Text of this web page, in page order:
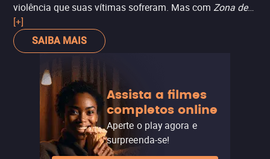
violência que suas vítimas sofreram. Mas com Zona de
Interesse
aborda o outro lado da moeda: os mecanismos de
cumplicidade que permitiram que tais atrocidades
Christian Friedel) e sua família, instalados
confortavelmente em uma casa de campo, um paraíso
privado separado do campo de concentração de
Auschwitz apenas por uma cerca de concreto. Sem expor
nunca violência desnecessariamente gráfica, o filme
analisa mais seus origens e suas consequências,
[+]
SAIBA MAIS
Assista a filmes
completos online
Aperte o play agora e
surpreenda-se!